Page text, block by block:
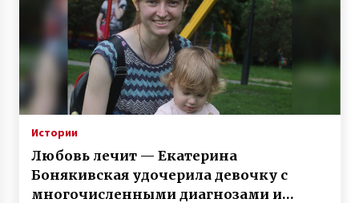
Истории
Любовь лечит — Екатерина
Бонякивская удочерила девочку с
многочисленными диагнозами и